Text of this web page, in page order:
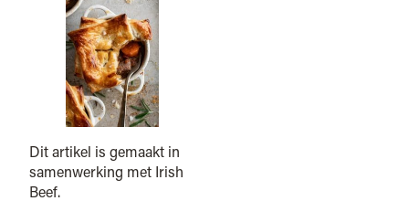
Dit artikel is gemaakt in
samenwerking met Irish
Beef.